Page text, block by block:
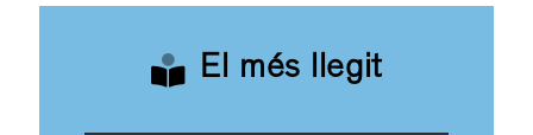
El més llegit